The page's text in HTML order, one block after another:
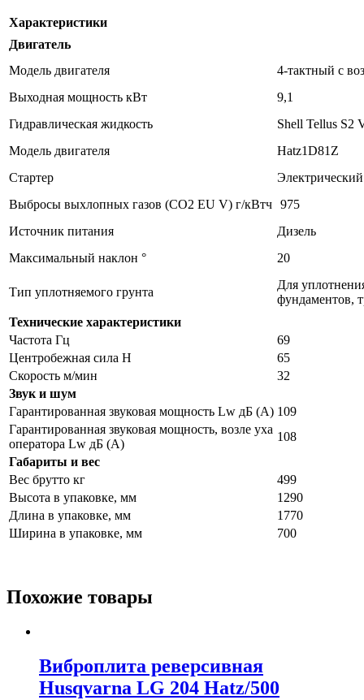
Характеристики
Двигатель
Модель двигателя
4-тактный с
Выходная мощность кВт
9,1
Гидравлическая жидкость
Shell Tellus S2
Модель двигателя
Hatz1D81Z
Стартер
Электрический
Выбросы выхлопных газов (CO2 EU V) г/кВтч 975
Источник питания
Дизель
Максимальный наклон °
20
Тип уплотняемого грунта
Для
фундаментов,
Технические характеристики
Частота Гц
69
Центробежная сила Н
65
Скорость м/мин
32
Звук и шум
Гарантированная звуковая мощность Lw дБ (А) 109
Гарантированная звуковая мощность, возле уха
оператора Lw дБ (А)
108
Габариты и вес
Вес брутто кг
499
Высота в упаковке, мм
1290
Длина в упаковке, мм
1770
Ширина в упаковке, мм
700
Похожие товары
Виброплита реверсивная
Husqvarna LG 204 Hatz/500